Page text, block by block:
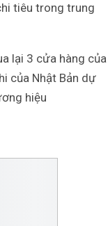
tiêu trong trung
lại 3 cửa hàng của
của Nhật Bản dự
hiệu